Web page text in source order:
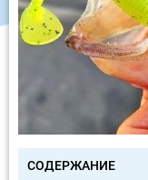
СОДЕРЖАНИЕ